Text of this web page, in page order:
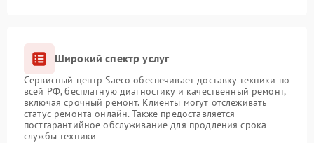
Широкий спектр услуг
Сервисный центр Saeco обеспечивает доставку техники по
всей РФ, бесплатную диагностику и качественный ремонт,
включая срочный ремонт. Клиенты могут отслеживать
статус ремонта онлайн. Также предоставляется
постгарантийное обслуживание для продления срока
службы техники